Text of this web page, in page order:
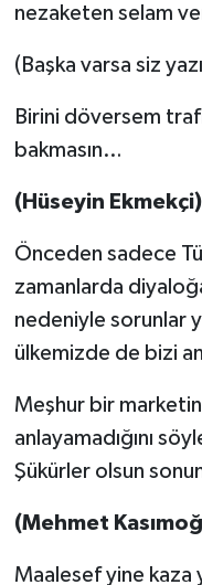
nezaketen selam
(Başka varsa siz
Birini döversem
bakmasın…
(Hüseyin Ekmekçi)
Önceden sadece
zamanlarda
nedeniyle sorunlar
ülkemizde de bizi
Meşhur bir
anlayamadığını
Şükürler olsun
(Mehmet
Maalesef yine kaza